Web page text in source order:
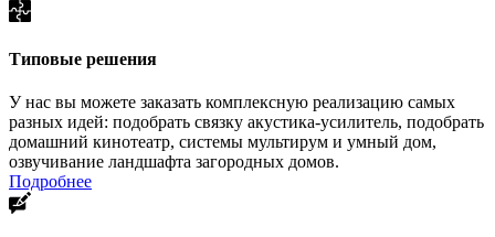
Типовые решения
У нас вы можете заказать комплексную реализацию самых
разных идей: подобрать связку акустика-усилитель, подобрать
домашний кинотеатр, системы мультирум и умный дом,
озвучивание ландшафта загородных домов.
Подробнее